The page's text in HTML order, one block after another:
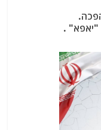
"יאפא" .